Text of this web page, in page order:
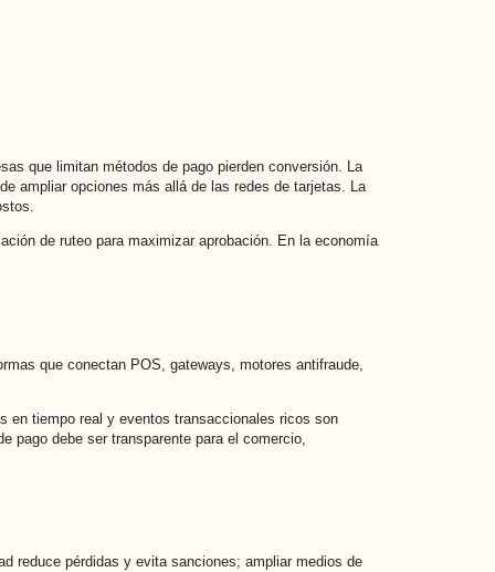
que limitan métodos de pago pierden conversión. La
ampliar opciones más allá de las redes de tarjetas. La
de ruteo para maximizar aprobación. En la economía
que conectan POS, gateways, motores antifraude,
en tiempo real y eventos transaccionales ricos son
pago debe ser transparente para el comercio,
reduce pérdidas y evita sanciones; ampliar medios de